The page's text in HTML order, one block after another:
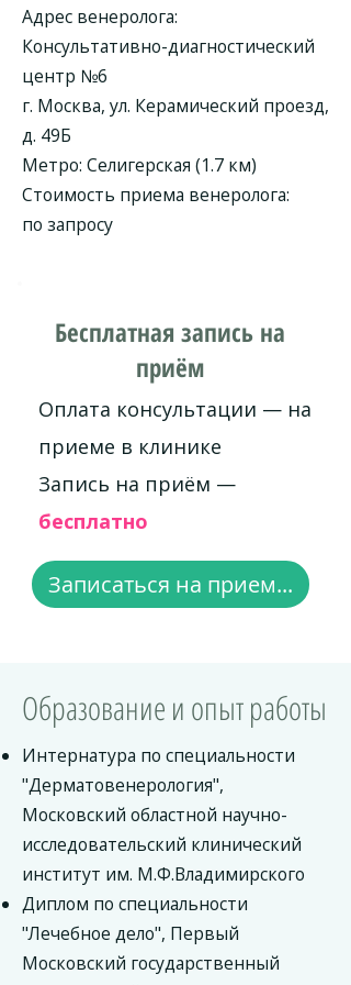
Адрес венеролога:
Консультативно-диагностический
центр №6
г. Москва, ул. Керамический проезд,
д. 49Б
Метро: Селигерская (1.7 км)
Стоимость приема венеролога:
по запросу
Бесплатная запись на
приём
Оплата консультации — на
приеме в клинике
Запись на приём —
бесплатно
Записаться на прием...
Образование и опыт работы
Интернатура по специальности
"Дерматовенерология",
Московский областной научно-
исследовательский клинический
институт им. М.Ф.Владимирского
Диплом по специальности
"Лечебное дело", Первый
Московский государственный